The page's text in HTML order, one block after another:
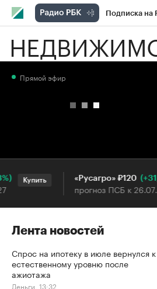
Подписка на
РБК Вино
Прямой эфир
Купить «Русагро» ₽120
прогноз ПСБ к 26.07.27
Лента новостей
Спрос на ипотеку в июле вернулся к
естественному уровню после
ажиотажа
Деньги, 13:32